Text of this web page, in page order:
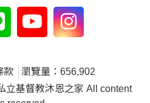
款
瀏覽量：656,902
立基督教沐恩之家 All content